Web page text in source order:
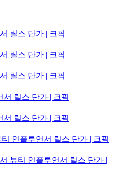
릴스 단가 | 크픽
릴스 단가 | 크픽
릴스 단가 | 크픽
릴스 단가 | 크픽
릴스 단가 | 크픽
인플루언서 릴스 단가 | 크픽
뷰티 인플루언서 릴스 단가 |